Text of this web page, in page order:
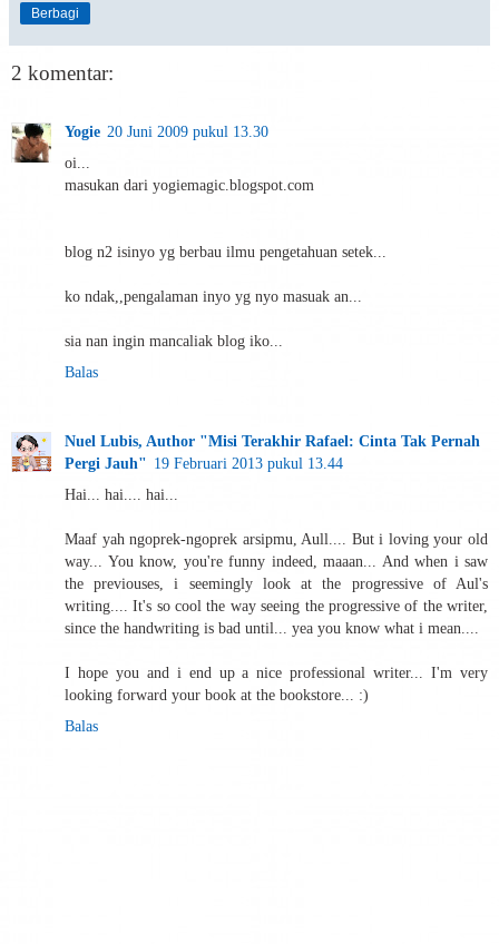
Berbagi
2 komentar:
Yogie 20 Juni 2009 pukul 13.30
oi...
masukan dari yogiemagic.blogspot.com
blog n2 isinyo yg berbau ilmu pengetahuan setek...
ko ndak,,pengalaman inyo yg nyo masuak an...
sia nan ingin mancaliak blog iko...
Balas
Nuel Lubis, Author "Misi Terakhir Rafael: Cinta Tak Pernah
Pergi Jauh" 19 Februari 2013 pukul 13.44
Hai... hai.... hai...
Maaf yah ngoprek-ngoprek arsipmu, Aull.... But i loving your old
way... You know, you're funny indeed, maaan... And when i saw
the previouses, i seemingly look at the progressive of Aul's
writing.... It's so cool the way seeing the progressive of the writer,
since the handwriting is bad until... yea you know what i mean....
I hope you and i end up a nice professional writer... I'm very
looking forward your book at the bookstore... :)
Balas